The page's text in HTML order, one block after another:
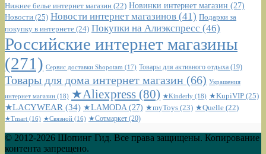
Нижнее белье интернет магазин (22) Новинки интернет магазин (27)
Новости (25) Новости интернет магазинов (41) Подарки за
покупку в интернете (24) Покупки на Алиэкспресс (46)
Российские интернет магазины
(271) Сервис доставки Shopotam (17) Товары для активного отдыха (19)
Товары для дома интернет магазин (66) Украшения
интернет магазин (18) ★Aliexpress (80) ★Kinderly (18) ★KupiVIP (25)
★LACYWEAR (34) ★LAMODA (27) ★myToys (23) ★Quelle (22)
★Tmart (16) ★Связной (16) ★Сотмаркет (20)
© 2012-2026 Шопинг Гид. Все права защищены. Копирование
контента запрещено.